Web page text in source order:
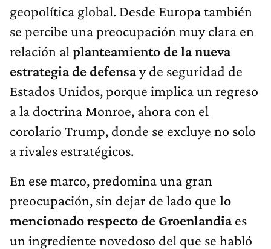
geopolítica global. Desde Europa también
se percibe una preocupación muy clara en
relación al planteamiento de la nueva
estrategia de defensay de seguridad de
Estados Unidos, porque implica un regreso
a la doctrina Monroe, ahora con el
corolario Trump, donde se excluye no solo
a rivales estratégicos.
En ese marco, predomina una gran
preocupación, sin dejar de lado que lo
mencionado respecto de Groenlandiaes
un ingrediente novedoso del que se habló